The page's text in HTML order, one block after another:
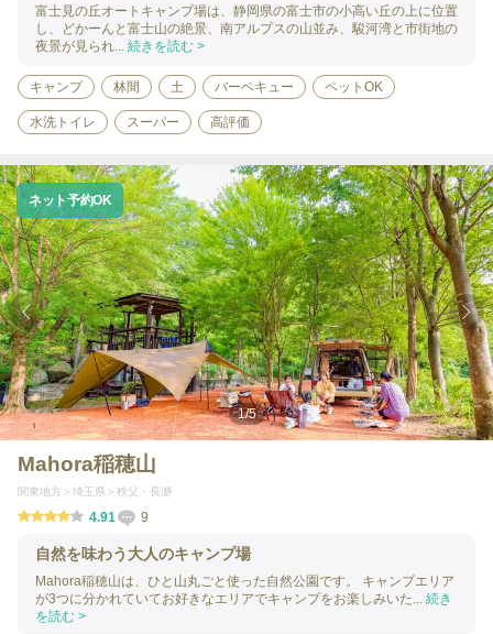
富士見の丘オートキャンプ場は、静岡県の富士市の小高い丘の上に位置
し、どかーんと富士山の絶景、南アルプスの山並み、駿河湾と市街地の
夜景が見られ... 続きを読む >
キャンプ 林間 土 バーベキュー ペットOK
水洗トイレ スーパー 高評価
1/5
ネット予約OK
Mahora稲穂山
関東地方 埼玉県 秩父・長瀞
4.91 9
自然を味わう大人のキャンプ場
Mahora稲穂山は、ひと山丸ごと使った自然公園です。 キャンプエリア
が3つに分かれていてお好きなエリアでキャンプをお楽しみいた... 続き
を読む >